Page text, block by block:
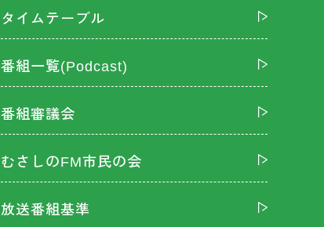
タイムテーブル
番組一覧(Podcast)
番組審議会
むさしのFM市民の会
放送番組基準